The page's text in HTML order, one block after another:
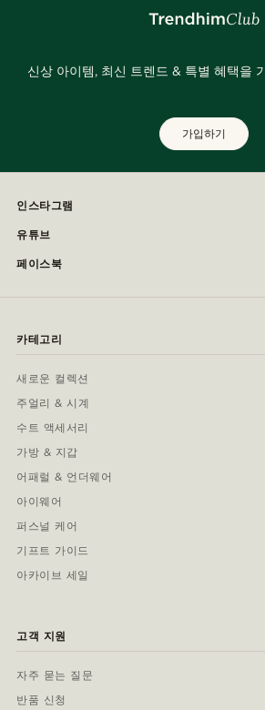
신상 아이템, 최신 트렌드 & 특별 혜택을
가입하기
인스타그램
유튜브
페이스북
카테고리
새로운 컬렉션
주얼리 & 시계
수트 액세서리
가방 & 지갑
어패럴 & 언더웨어
아이웨어
퍼스널 케어
기프트 가이드
아카이브 세일
고객 지원
자주 묻는 질문
반품 신청